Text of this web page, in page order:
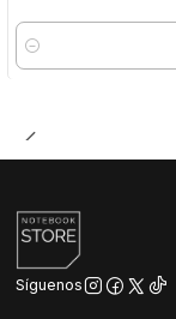
Cantidad
Síguenos